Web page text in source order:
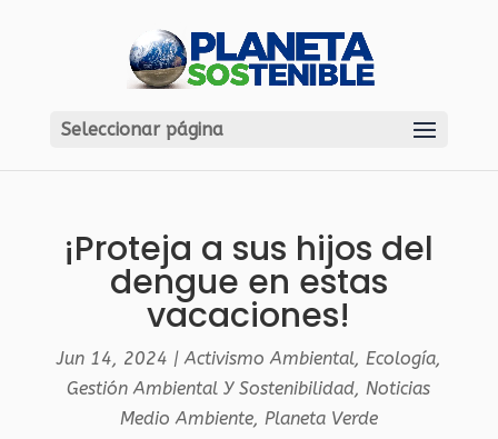
Seleccionar página
¡Proteja a sus hijos del
dengue en estas
vacaciones!
Jun 14, 2024 |Activismo Ambiental, Ecología,
Gestión Ambiental Y Sostenibilidad,Noticias
Medio Ambiente, Planeta Verde